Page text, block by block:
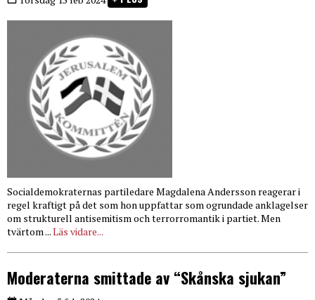
Socialdemokraternas partiledare Magdalena Andersson reagerar i
regel kraftigt på det som hon uppfattar som ogrundade anklagelser
om strukturell antisemitism och terrorromantik i partiet. Men
tvärtom ...Läs vidare...
Moderaterna smittade av “Skånska sjukan”